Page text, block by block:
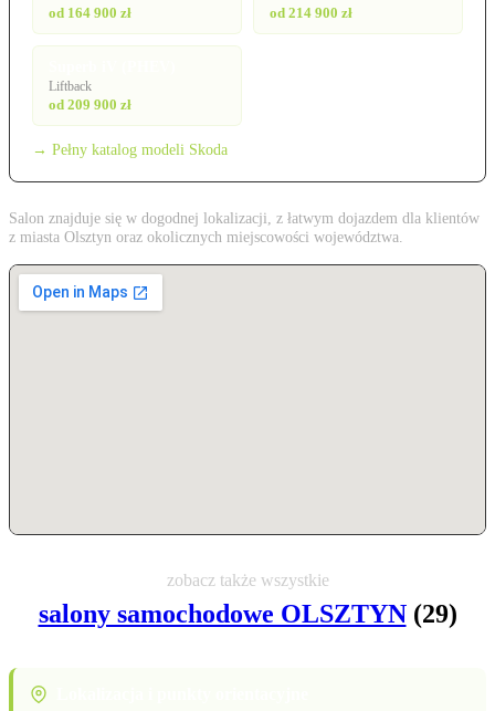
od 164 900 zł od 214 900 zł
Liftback
od 209 900 zł
→ Pełny katalog modeli Skoda
Salon znajduje się w dogodnej lokalizacji, z łatwym dojazdem dla klientów
z miasta Olsztyn oraz okolicznych miejscowości województwa.
zobacz także wszystkie
salony samochodowe OLSZTYN(29)